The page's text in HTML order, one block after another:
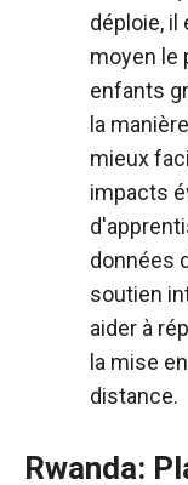
déploie,
moyen le
enfants
la
mieux
impacts
données
soutien
aider à
la mise
distance.
Rwanda: